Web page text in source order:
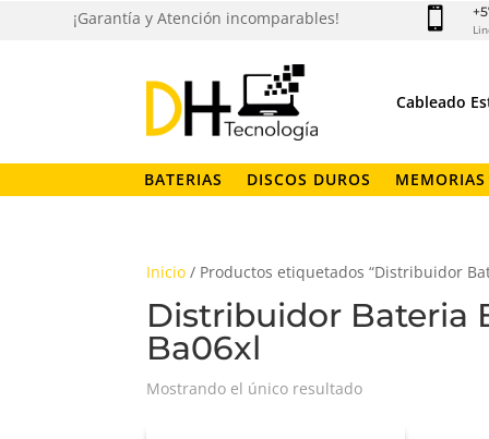
¡Garantía y Atención incomparables! 
Cableado
BATERIAS DISCOS DUROS
Inicio / Productos etiquetados “Distribuidor
Distribuidor Bateria
Ba06xl
Mostrando el único resultado